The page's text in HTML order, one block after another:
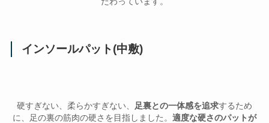
インソールパット(中敷)
硬すぎない、柔らかすぎない、 足裏との一体感を追求するため
に、足の裏の筋肉の硬さを目指しました。 適度な硬さのパットが